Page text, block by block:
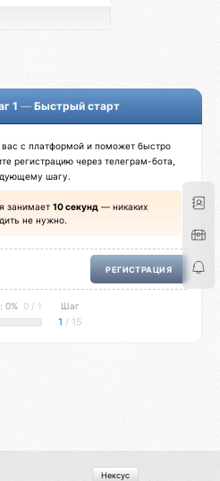
1 — Быстрый старт
вас с платформой и поможет быстро
регистрацию через телеграм-бота,
шагу.
занимает 10 секунд — никаких
не нужно.
РЕГИСТРАЦИЯ
0% 0 / 1 Шаг
1 / 15
Нексус